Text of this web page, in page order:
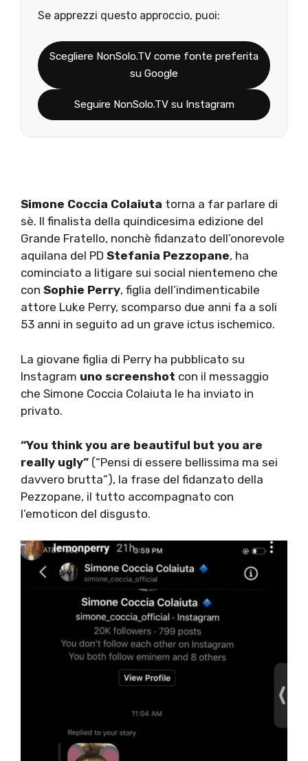
Se apprezzi questo approccio, puoi:
Scegliere NonSolo.TV come fonte preferita
su Google
Seguire NonSolo.TV su Instagram
Simone Coccia Colaiuta torna a far parlare di
sè. Il finalista della quindicesima edizione del
Grande Fratello, nonchè fidanzato dell’onorevole
aquilana del PD Stefania Pezzopane, ha
cominciato a litigare sui social nientemeno che
con Sophie Perry, figlia dell’indimenticabile
attore Luke Perry, scomparso due anni fa a soli
53 anni in seguito ad un grave ictus ischemico.
La giovane figlia di Perry ha pubblicato su
Instagram uno screenshot con il messaggio
che Simone Coccia Colaiuta le ha inviato in
privato.
“You think you are beautiful but you are
really ugly” (“Pensi di essere bellissima ma sei
davvero brutta”), la frase del fidanzato della
Pezzopane, il tutto accompagnato con
l’emoticon del disgusto.